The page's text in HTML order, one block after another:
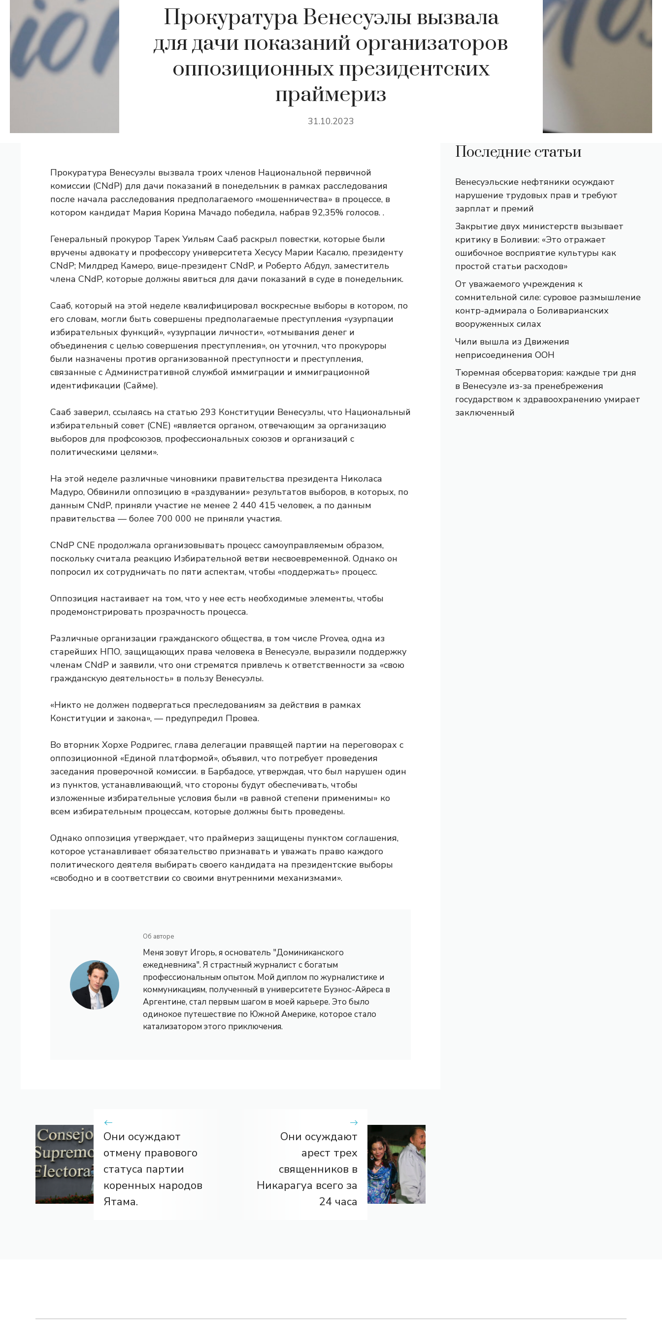
Прокуратура Венесуэлы вызвала
для дачи показаний организаторов
оппозиционных президентских
праймериз
31.10.2023
Прокуратура Венесуэлы вызвала троих членов Национальной первичной
комиссии (CNdP) для дачи показаний в понедельник в рамках расследования
после начала расследования предполагаемого «мошенничества» в процессе, в
котором кандидат Мария Корина Мачадо победила, набрав 92,35% голосов. .
Генеральный прокурор Тарек Уильям Сааб раскрыл повестки, которые были
вручены адвокату и профессору университета Хесусу Марии Касалю, президенту
CNdP; Милдред Камеро, вице-президент CNdP, и Роберто Абдул, заместитель
члена CNdP, которые должны явиться для дачи показаний в суде в понедельник.
Сааб, который на этой неделе квалифицировал воскресные выборы в котором, по
его словам, могли быть совершены предполагаемые преступления «узурпации
избирательных функций», «узурпации личности», «отмывания денег и
объединения с целью совершения преступления», он уточнил, что прокуроры
были назначены против организованной преступности и преступления,
связанные с Административной службой иммиграции и иммиграционной
идентификации (Сайме).
Сааб заверил, ссылаясь на статью 293 Конституции Венесуэлы, что Национальный
избирательный совет (CNE) «является органом, отвечающим за организацию
выборов для профсоюзов, профессиональных союзов и организаций с
политическими целями».
На этой неделе различные чиновники правительства президента Николаса
Мадуро, Обвинили оппозицию в «раздувании» результатов выборов, в которых, по
данным CNdP, приняли участие не менее 2 440 415 человек, а по данным
правительства — более 700 000 не приняли участия.
CNdP CNE продолжала организовывать процесс самоуправляемым образом,
поскольку считала реакцию Избирательной ветви несвоевременной. Однако он
попросил их сотрудничать по пяти аспектам, чтобы «поддержать» процесс.
Оппозиция настаивает на том, что у нее есть необходимые элементы, чтобы
продемонстрировать прозрачность процесса.
Различные организации гражданского общества, в том числе Provea, одна из
старейших НПО, защищающих права человека в Венесуэле, выразили поддержку
членам CNdP и заявили, что они стремятся привлечь к ответственности за «свою
гражданскую деятельность» в пользу Венесуэлы.
«Никто не должен подвергаться преследованиям за действия в рамках
Конституции и закона», — предупредил Провеа.
Во вторник Хорхе Родригес, глава делегации правящей партии на переговорах с
оппозиционной «Единой платформой», объявил, что потребует проведения
заседания проверочной комиссии. в Барбадосе, утверждая, что был нарушен один
из пунктов, устанавливающий, что стороны будут обеспечивать, чтобы
изложенные избирательные условия были «в равной степени применимы» ко
всем избирательным процессам, которые должны быть проведены.
Однако оппозиция утверждает, что праймериз защищены пунктом соглашения,
которое устанавливает обязательство признавать и уважать право каждого
политического деятеля выбирать своего кандидата на президентские выборы
«свободно и в соответствии со своими внутренними механизмами».
Об авторе
Меня зовут Игорь, я основатель "Доминиканского
ежедневника". Я страстный журналист с богатым
профессиональным опытом. Мой диплом по журналистике и
коммуникациям, полученный в университете Буэнос-Айреса в
Аргентине, стал первым шагом в моей карьере. Это было
одинокое путешествие по Южной Америке, которое стало
катализатором этого приключения.
Они осуждают
отмену правового
статуса партии
коренных народов
Ятама.
Они осуждают
арест трех
священников в
Никарагуа всего за
24 часа
Последние статьи
Венесуэльские нефтяники осуждают
нарушение трудовых прав и требуют
зарплат и премий
Закрытие двух министерств вызывает
критику в Боливии: «Это отражает
ошибочное восприятие культуры как
простой статьи расходов»
От уважаемого учреждения к
сомнительной силе: суровое размышление
контр-адмирала о Боливарианских
вооруженных силах
Чили вышла из Движения
неприсоединения ООН
Тюремная обсерватория: каждые три дня
в Венесуэле из-за пренебрежения
государством к здравоохранению умирает
заключенный